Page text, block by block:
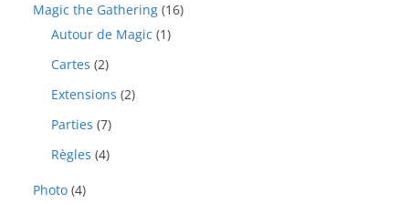
Magic the Gathering (16)
Autour de Magic (1)
Cartes (2)
Extensions (2)
Parties (7)
Règles (4)
Photo (4)